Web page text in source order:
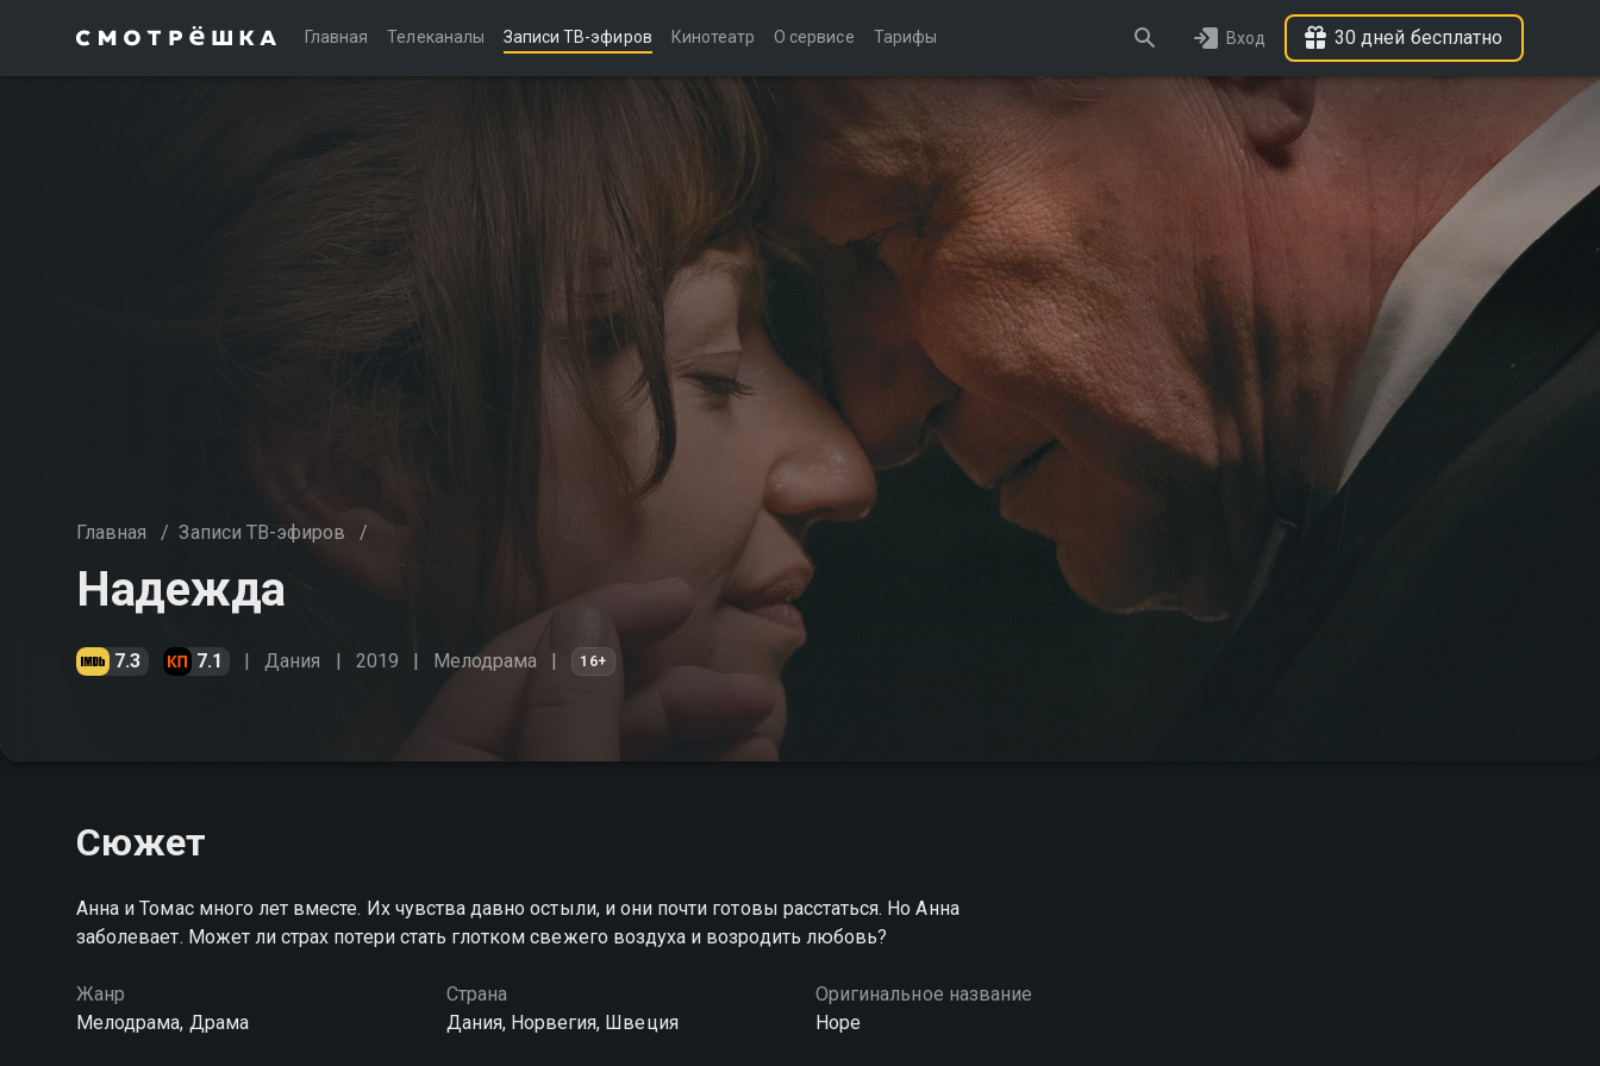
Главная Телеканалы Записи ТВ-эфиров Кинотеатр О сервисе Тарифы Вход 30 дней бесплатно
Главная / Записи ТВ-эфиров /
Надежда
7.3 7.1 Дания 2019 Мелодрама 16+
Сюжет
Анна и Томас много лет вместе. Их чувства давно остыли, и они почти готовы расстаться. Но Анна
заболевает. Может ли страх потери стать глотком свежего воздуха и возродить любовь?
Жанр
Мелодрама, Драма
Страна
Дания, Норвегия, Швеция
Оригинальное название
Hope